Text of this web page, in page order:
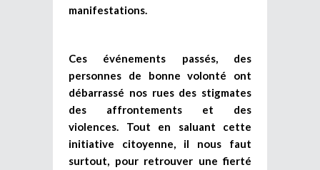
manifestations.
Ces événements passés, des
personnes de bonne volonté ont
débarrassé nos rues des stigmates
des affrontements et des
violences. Tout en saluant cette
initiative citoyenne, il nous faut
surtout, pour retrouver une fierté